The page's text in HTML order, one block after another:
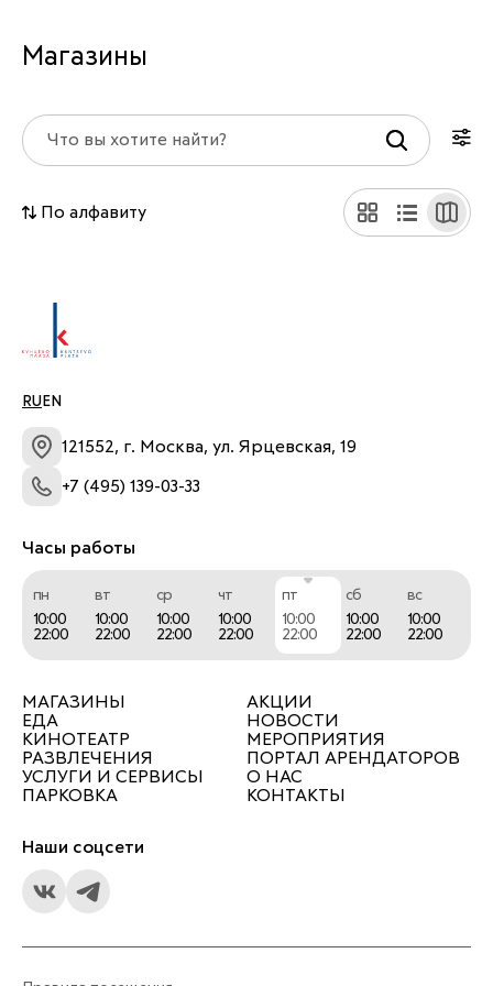
Магазины
По алфавиту
RU EN
121552, г. Москва, ул. Ярцевская, 19
+7 (495) 139-03-33
Часы работы
пн
10:00
22:00
вт
10:00
22:00
ср
10:00
22:00
чт
10:00
22:00
пт
10:00
22:00
сб
10:00
22:00
вс
10:00
22:00
МАГАЗИНЫ
ЕДА
КИНОТЕАТР
РАЗВЛЕЧЕНИЯ
УСЛУГИ И СЕРВИСЫ
ПАРКОВКА
АКЦИИ
НОВОСТИ
МЕРОПРИЯТИЯ
ПОРТАЛ АРЕНДАТОРОВ
О НАС
КОНТАКТЫ
Наши соцсети